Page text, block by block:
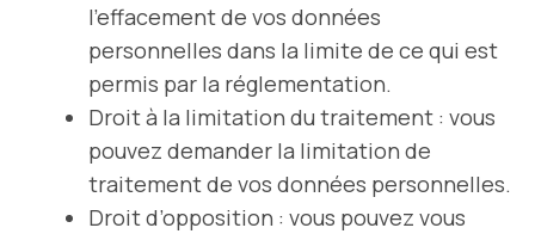
l’effacement de vos données
personnelles dans la limite de ce qui est
permis par la réglementation.
Droit à la limitation du traitement : vous
pouvez demander la limitation de
traitement de vos données personnelles.
Droit d’opposition : vous pouvez vous